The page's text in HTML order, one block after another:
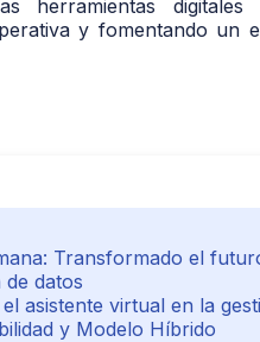
herramientas digitales
y fomentando un
Transformado el
datos
asistente virtual en la
y Modelo Híbrido